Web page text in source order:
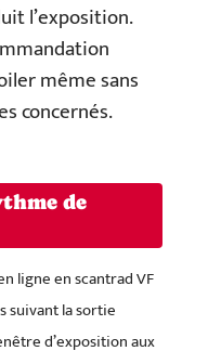
l’exposition.
même sans
concernés.
de
ligne en scantrad VF
suivant la sortie
d’exposition aux